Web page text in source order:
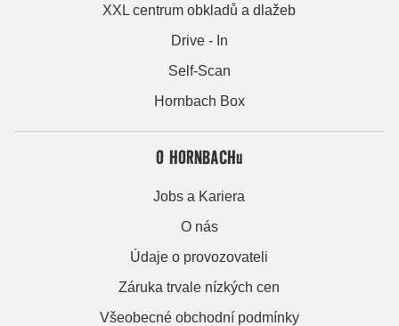
XXL centrum obkladů a dlažeb
Drive - In
Self-Scan
Hornbach Box
O HORNBACHu
Jobs a Kariera
O nás
Údaje o provozovateli
Záruka trvale nízkých cen
Všeobecné obchodní podmínky